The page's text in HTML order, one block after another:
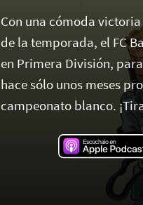
Con una cómoda
de la temporada, el FC
en Primera División,
hace sólo unos meses
campeonato blanco.